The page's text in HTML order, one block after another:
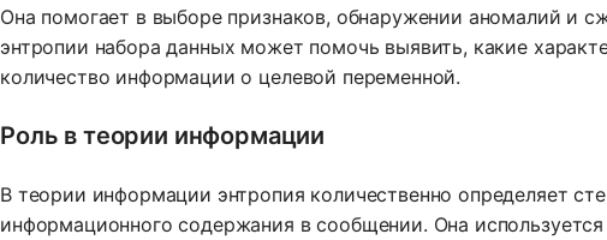
Она помогает в выборе признаков, обнаружении аномалий и
энтропии набора данных может помочь выявить, какие
количество информации о целевой переменной.
Роль в теории информации
В теории информации энтропия количественно определяет
информационного содержания в сообщении. Она